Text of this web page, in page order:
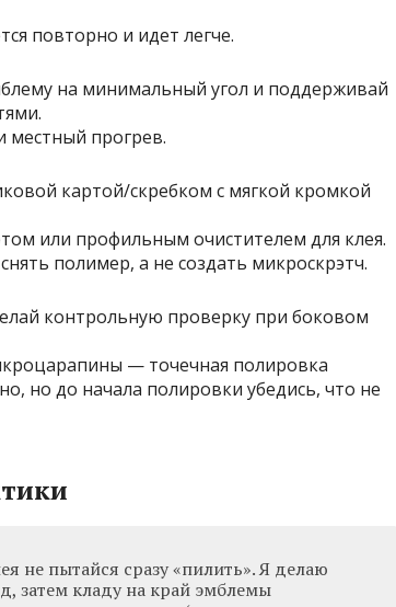
повторно и идет легче.
на минимальный угол и поддерживай
местный прогрев.
картой/скребком с мягкой кромкой
или профильным очистителем для клея.
полимер, а не создать микроскрэтч.
контрольную проверку при боковом
— точечная полировка
но до начала полировки убедись, что не
не пытайся сразу «пилить». Я делаю
затем кладу на край эмблемы